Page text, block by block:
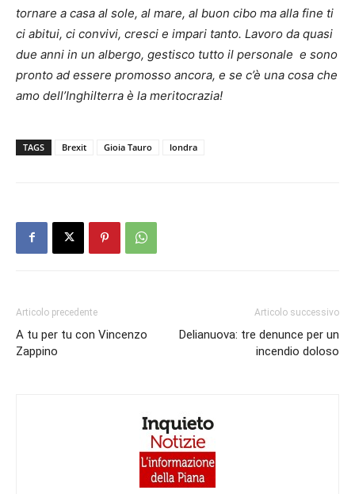
tornare a casa al sole, al mare, al buon cibo ma alla fine ti
ci abitui, ci convivi, cresci e impari tanto. Lavoro da quasi
due anni in un albergo, gestisco tutto il personale e sono
pronto ad essere promosso ancora, e se c’è una cosa che
amo dell’Inghilterra è la meritocrazia!
TAGS Brexit Gioia Tauro londra
Articolo precedente
A tu per tu con Vincenzo
Zappino
Articolo successivo
Delianuova: tre denunce per un
incendio doloso